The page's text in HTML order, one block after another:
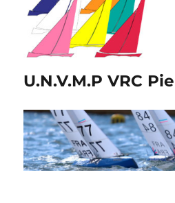
U.N.V.M.P VRC